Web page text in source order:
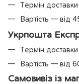
Термін
Вартість — від
Укрпошта
Термін
Вартість — від
Самовивіз із